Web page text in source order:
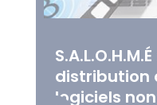
S.A.L.O.H.M.É
distribution
logiciels non